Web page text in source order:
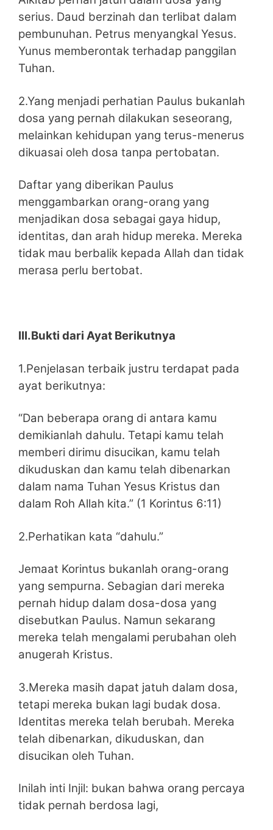
serius. Daud berzinah dan terlibat dalam
pembunuhan. Petrus menyangkal Yesus.
Yunus memberontak terhadap panggilan
Tuhan.
2.Yang menjadi perhatian Paulus bukanlah
dosa yang pernah dilakukan seseorang,
melainkan kehidupan yang terus-menerus
dikuasai oleh dosa tanpa pertobatan.
Daftar yang diberikan Paulus
menggambarkan orang-orang yang
menjadikan dosa sebagai gaya hidup,
identitas, dan arah hidup mereka. Mereka
tidak mau berbalik kepada Allah dan tidak
merasa perlu bertobat.
III.Bukti dari Ayat Berikutnya
1.Penjelasan terbaik justru terdapat pada
ayat berikutnya:
“Dan beberapa orang di antara kamu
demikianlah dahulu. Tetapi kamu telah
memberi dirimu disucikan, kamu telah
dikuduskan dan kamu telah dibenarkan
dalam nama Tuhan Yesus Kristus dan
dalam Roh Allah kita.” (1 Korintus 6:11)
2.Perhatikan kata “dahulu.”
Jemaat Korintus bukanlah orang-orang
yang sempurna. Sebagian dari mereka
pernah hidup dalam dosa-dosa yang
disebutkan Paulus. Namun sekarang
mereka telah mengalami perubahan oleh
anugerah Kristus.
3.Mereka masih dapat jatuh dalam dosa,
tetapi mereka bukan lagi budak dosa.
Identitas mereka telah berubah. Mereka
telah dibenarkan, dikuduskan, dan
disucikan oleh Tuhan.
Inilah inti Injil: bukan bahwa orang percaya
tidak pernah berdosa lagi,